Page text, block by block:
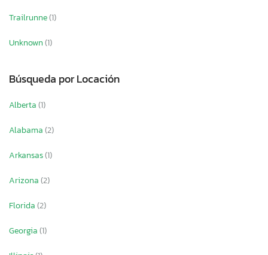
Trailrunne(1)
Unknown(1)
Búsqueda por Locación
Alberta(1)
Alabama(2)
Arkansas(1)
Arizona(2)
Florida(2)
Georgia(1)